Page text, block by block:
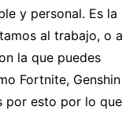
y personal. Es la
al trabajo, o a
la que puedes
Fortnite, Genshin
por esto por lo que